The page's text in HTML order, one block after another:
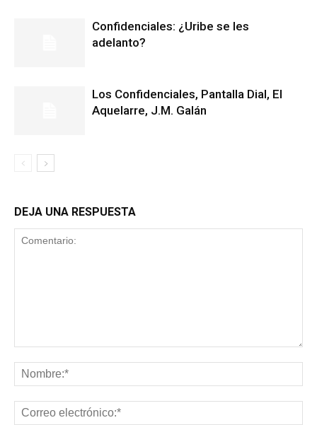
Confidenciales: ¿Uribe se les
adelanto?
Los Confidenciales, Pantalla Dial, El
Aquelarre, J.M. Galán
DEJA UNA RESPUESTA